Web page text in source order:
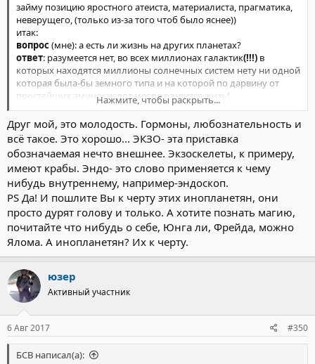
займу позицию яростного атеиста, материалиста, прагматика,
неверущего, (только из-за того чтоб было яснее))
итак:
вопрос(мне): а есть ли жизнь на других планетах?
ответ: разумеется нет, во всех миллионах галактик(!!!) в
которых находятся миллионы солнечных систем нету ни одной
которая была-бы земного типа и на которой по дарвину от
простейших аминокислот могла развится жизь!
вопрос: сударь, ну вы щас бред откровенный несли , зачем
врете?-то...
ответ
: а что дальше?! ..если я скажу вам правду??! ..
пришельцы, и где они? че они еще не помогли нам
технологиями ?!, .. простейший вывод гласит о том, что раз не
помогли, значит мы им не нужны, а раз мы им не нужны, то
зачем людям голову морочить другими силами? (вносить
смуту в массы) и вообще.?
вопрос: дык частично согласен, ток непонятно очень много
ньюансов (на темуНЕ ПОМОГЛИ НАМ
вот к примеру, по дарвину мы с простейших (типа амеба )
развились до сложнейших, а как дарвин обьяснит наше
шикарное ДНК ? у дельфинов сонар, у летучих мышей эхо
локация, зимняя спячка, да и вообще,
людям снится как они летают, а они
опыт имхо накоплен)и реализован), а люди??!
откуда у человека по рандомной генерации(по дарвину)такой
шикарный экзоскелет?!!!
броня) ...манипуляторы (кисть), по идее мы должны выползти
из океана, кое как захватить сушу, и так-же кое-как
Нажмите, чтобы раскрыть...
Друг мой, это молодость. Гормоны, любознательность и
всё такое. Это хорошо... ЭКЗО- эта приставка
обозначаемая нечто внешнее. Экзоскелеты, к примеру,
имеют крабы. Эндо- это слово применяется к чему
нибудь внутреннему, например-эндоскоп.
PS Да! И пошлите Вы к черту этих инопланетян, они
просто дурят голову и только. А хотите познать магию,
почитайте что нибудь о себе, Юнга ли, Фрейда, можно
Ялома. А инопланетян? Их к черту.
юзер
Активный участник
6 Авг 2017 #350
БСВ написал(а):